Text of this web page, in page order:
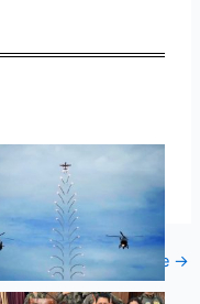
Entrada siguiente →